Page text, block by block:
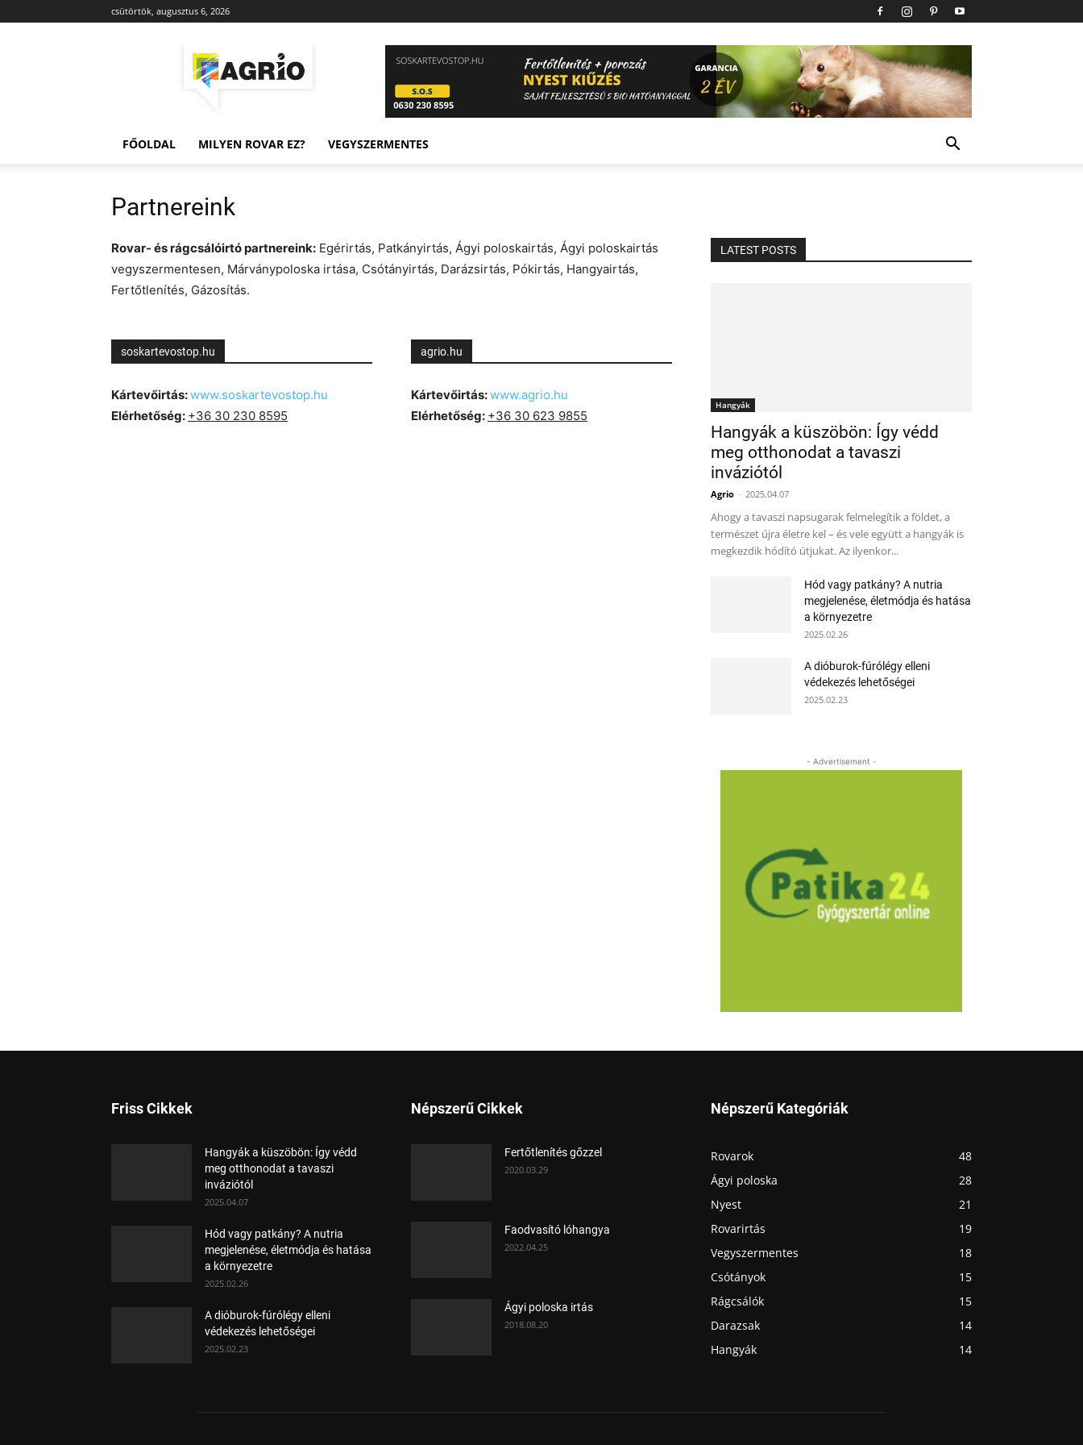
csütörtök, augusztus 6, 2026
FŐOLDAL MILYEN ROVAR EZ? VEGYSZERMENTES
Partnereink
Rovar- és rágcsálóirtó partnereink: Egérirtás, Patkányirtás, Ágyi poloskairtás, Ágyi poloskairtás
vegyszermentesen, Márványpoloska irtása, Csótányirtás, Darázsirtás, Pókirtás, Hangyairtás,
Fertőtlenítés, Gázosítás.
soskartevostop.hu
Kártevőirtás:www.soskartevostop.hu
Elérhetőség: +36 30 230 8595
agrio.hu
Kártevőirtás:www.agrio.hu
Elérhetőség: +36 30 623 9855
LATEST POSTS
Hangyák
Hangyák a küszöbön: Így védd
meg otthonodat a tavaszi
inváziótól
Agrio - 2025.04.07
Ahogy a tavaszi napsugarak felmelegítik a földet, a
természet újra életre kel – és vele együtt a hangyák is
megkezdik hódító útjukat. Az ilyenkor...
Hód vagy patkány? A nutria
megjelenése, életmódja és hatása
a környezetre
2025.02.26
A dióburok-fúrólégy elleni
védekezés lehetőségei
2025.02.23
- Advertisement -
Friss Cikkek
Hangyák a küszöbön: Így védd
meg otthonodat a tavaszi
inváziótól
2025.04.07
Hód vagy patkány? A nutria
megjelenése, életmódja és hatása
a környezetre
2025.02.26
A dióburok-fúrólégy elleni
védekezés lehetőségei
2025.02.23
Népszerű Cikkek
Fertőtlenítés gőzzel
2020.03.29
Faodvasító lóhangya
2022.04.25
Ágyi poloska irtás
2018.08.20
Népszerű Kategóriák
Rovarok
48
Ágyi poloska
28
Nyest
21
Rovarirtás
19
Vegyszermentes
18
Csótányok
15
Rágcsálók
15
Darazsak
14
Hangyák
14